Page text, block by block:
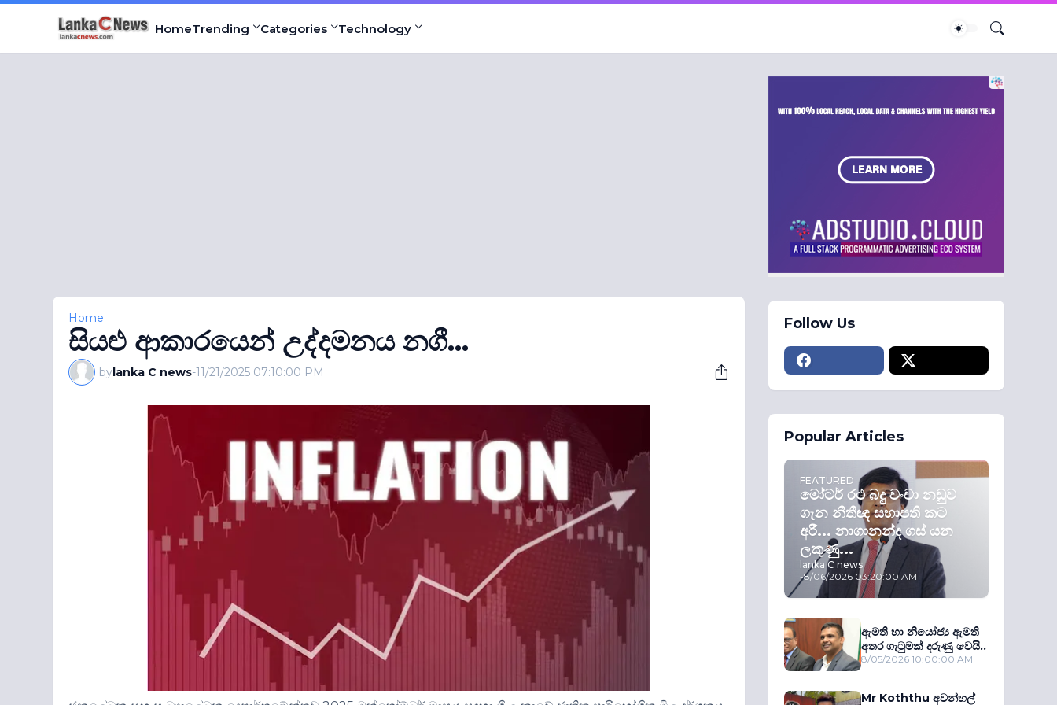
HomeTrending Categories Technology
Home
සියළු ආකාරයෙන් උද්දමනය නගී...
bylanka C news-11/21/2025 07:10:00 PM
Follow Us
Popular Articles
FEATURED
මෝටර් රථ බදු වංචා නඩුව
ගැන නීතීඥ සභාපති කට
අරී... නාගානන්ද ගස් යන
ලකුණු...
lanka C news
-8/06/2026 03:20:00 AM
ඇමති හා නියෝජ්‍ය ඇමති
අතර ගැටුමක් දරුණු වෙයි..
8/05/2026 10:00:00 AM
Mr Koththu අවන්හල්